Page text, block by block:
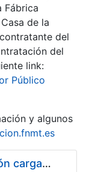
Fábrica
de la
del
del
link:
Público
y algunos
Pliego condiciones optimización cargas compras firmado